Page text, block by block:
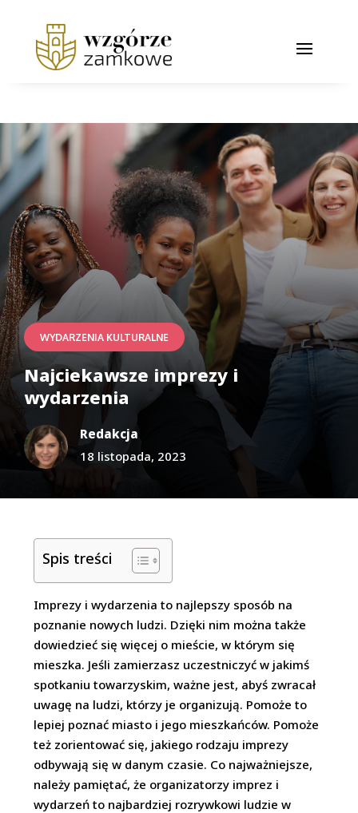
WYDARZENIA KULTURALNE
Najciekawsze imprezy i
wydarzenia
Redakcja
18 listopada, 2023
Spis treści
Imprezy i wydarzenia to najlepszy sposób na
poznanie nowych ludzi. Dzięki nim można także
dowiedzieć się więcej o mieście, w którym się
mieszka. Jeśli zamierzasz uczestniczyć w jakimś
spotkaniu towarzyskim, ważne jest, abyś zwracał
uwagę na ludzi, którzy je organizują. Pomoże to
lepiej poznać miasto i jego mieszkańców. Pomoże
też zorientować się, jakiego rodzaju imprezy
odbywają się w danym czasie. Co najważniejsze,
należy pamiętać, że organizatorzy imprez i
wydarzeń to najbardziej rozrywkowi ludzie w